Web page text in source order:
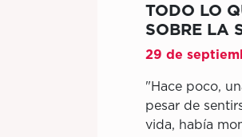
TODO LO
SOBRE LA
29 de
"Hace poco,
pesar de
vida, había